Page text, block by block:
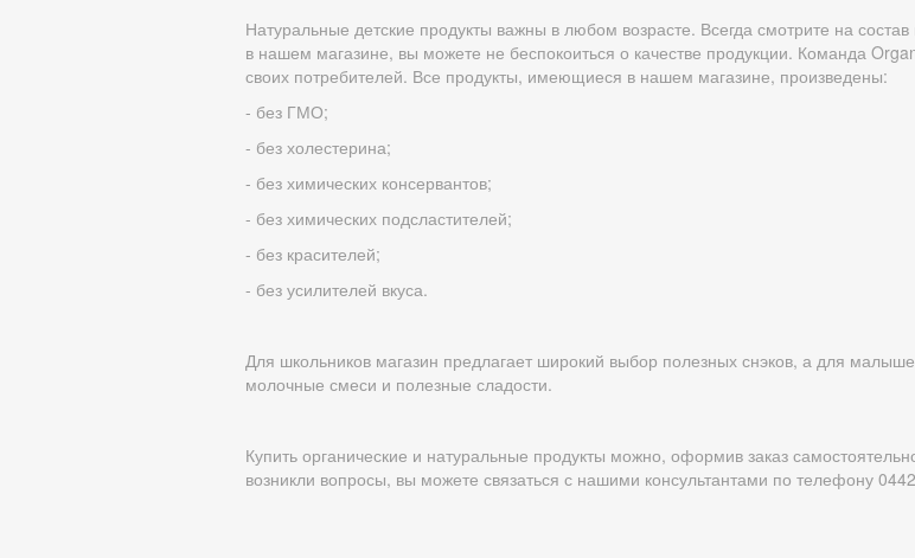
Натуральные детские продукты важны в любом возрасте. Всегда смотрите на
в нашем магазине, вы можете не беспокоиться о качестве продукции. Команда
своих потребителей. Все продукты, имеющиеся в нашем магазине, произведены:
- без ГМО;
- без холестерина;
- без химических консервантов;
- без химических подсластителей;
- без красителей;
- без усилителей вкуса.
Для школьников магазин предлагает широкий выбор полезных снэков, а для
молочные смеси и полезные сладости.
Купить органические и натуральные продукты можно, оформив заказ
возникли вопросы, вы можете связаться с нашими консультантами по телефону